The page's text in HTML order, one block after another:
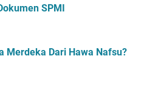
SPMI
Merdeka Dari Hawa Nafsu?